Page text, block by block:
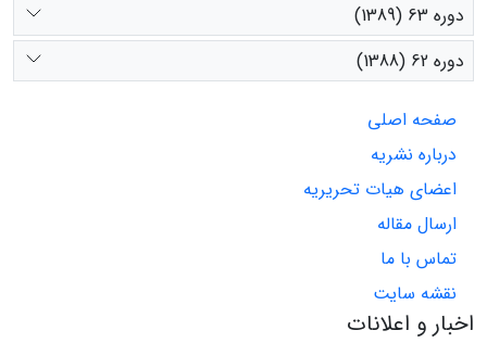
دوره 63 (1389)
دوره 62 (1388)
صفحه اصلی
درباره نشریه
اعضای هیات تحریریه
ارسال مقاله
تماس با ما
نقشه سایت
اخبار و اعلانات